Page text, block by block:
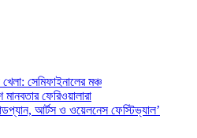
খেলা: সেমিফাইনালের মঞ্চ
মানবতার ফেরিওয়ালারা
আর্টস ও ওয়েলনেস ফেস্টিভ্যাল’